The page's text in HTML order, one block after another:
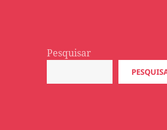
Pesquisar